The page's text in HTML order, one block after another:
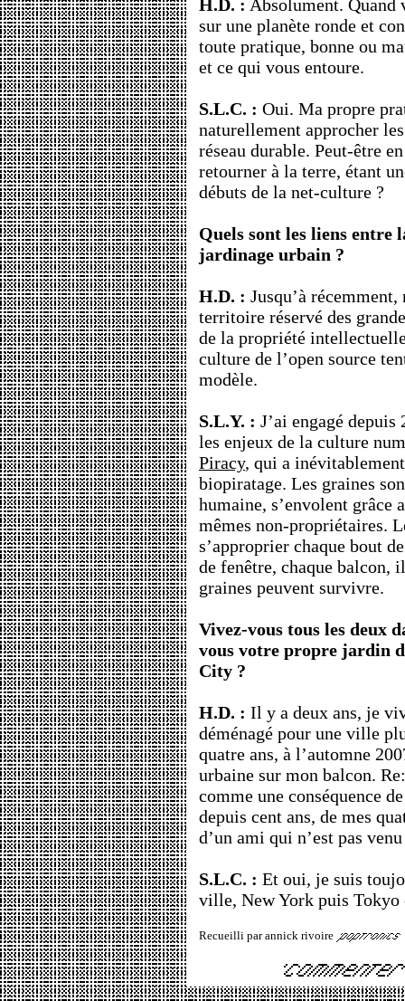
H.D. : Absolument. Quand
sur une planète ronde et
toute pratique, bonne ou
et ce qui vous entoure.
S.L.C. : Oui. Ma propre
naturellement approcher
réseau durable. Peut-être
retourner à la terre, étant
débuts de la net-culture ?
Quels sont les liens entre
jardinage urbain ?
H.D. : Jusqu’à
territoire réservé des
de la propriété
culture de l’open source
modèle.
S.L.Y. : J’ai engagé
les enjeux de la culture
Piracy, qui a
biopiratage. Les graines
humaine, s’envolent grâce
mêmes non-propriétaires.
s’approprier chaque bout
de fenêtre, chaque balcon,
graines peuvent survivre.
Vivez-vous tous les deux
vous votre propre jardin
City ?
H.D. : Il y a deux ans, je
déménagé pour une ville
quatre ans, à l’automne
urbaine sur mon balcon.
comme une conséquence
depuis cent ans, de mes
d’un ami qui n’est pas
S.L.C. : Et oui, je suis
ville, New York puis Tokyo
Recueilli par annick rivoire